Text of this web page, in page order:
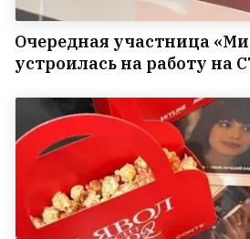
Очередная участница
устроилась на работу на